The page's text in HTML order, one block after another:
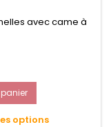
avec came à
d'utilisation.
pendant
aux UV et aux
l'eau.
options